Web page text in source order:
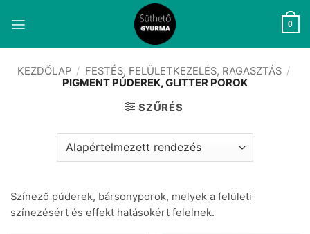
0
KEZDŐLAP / FESTÉS, FELÜLETKEZELÉS, RAGASZTÁS /
PIGMENT PÚDEREK, GLITTER POROK
SZŰRÉS
Színező púderek, bársonyporok, melyek a felületi
színezésért és effekt hatásokért felelnek.